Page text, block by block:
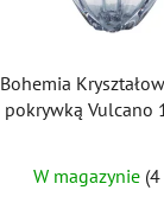
Bohemia
pokrywką Vulcano
W magazynie